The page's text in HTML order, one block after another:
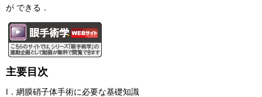
が できる．
主要目次
I．網膜硝子体手術に必要な基礎知識